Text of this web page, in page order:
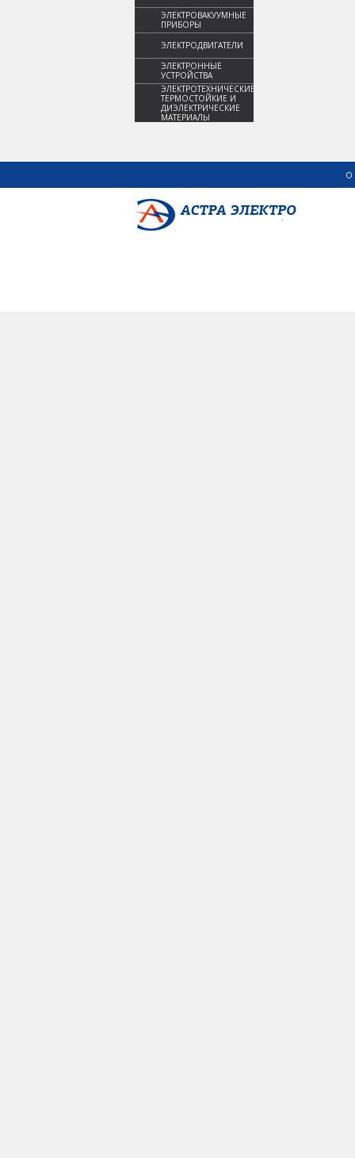
ЭЛЕКТРОВАКУУМНЫЕ
ПРИБОРЫ
ЭЛЕКТРОДВИГАТЕЛИ
ЭЛЕКТРОННЫЕ
УСТРОЙСТВА
ЭЛЕКТРОТЕХНИЧЕСКИЕ,
ТЕРМОСТОЙКИЕ И
ДИЭЛЕКТРИЧЕСКИЕ
МАТЕРИАЛЫ